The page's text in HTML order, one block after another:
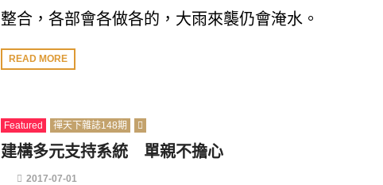
整合，各部會各做各的，大雨來襲仍會淹水。
READ MORE
Featured 禪天下雜誌148期
建構多元支持系統 單親不擔心
2017-07-01